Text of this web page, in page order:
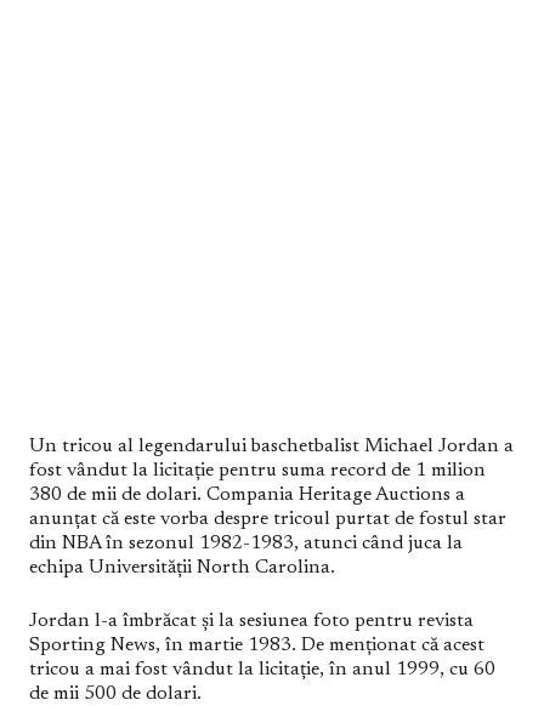
Un tricou al legendarului baschetbalist Michael Jordan a
fost vândut la licitație pentru suma record de 1 milion
380 de mii de dolari. Compania Heritage Auctions a
anunțat că este vorba despre tricoul purtat de fostul star
din NBA în sezonul 1982-1983, atunci când juca la
echipa Universității North Carolina.
Jordan l-a îmbrăcat și la sesiunea foto pentru revista
Sporting News, în martie 1983. De menționat că acest
tricou a mai fost vândut la licitație, în anul 1999, cu 60
de mii 500 de dolari.